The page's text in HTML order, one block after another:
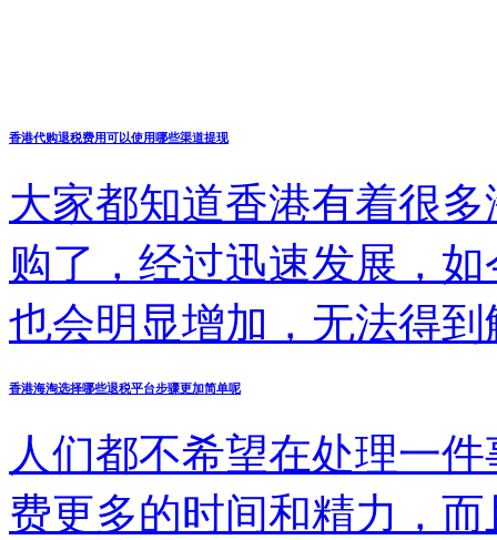
香港代购退税费用可以使用哪些渠道提现
大家都知道香港有着很
购了，经过迅速发展，
也会明显增加，无法得
朋友们会为了哪些事情
怎么才能够轻松退税，
题，接下来会有着更详
香港海淘选择哪些退税平台步骤更加简单呢
人们都不希望在处理一
费更多的时间和精力，